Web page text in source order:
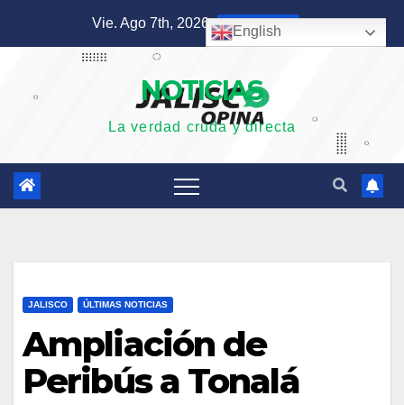
Vie. Ago 7th, 2026 10:30:22 AM
NOTICIAS
La verdad cruda y directa
JALISCO ÚLTIMAS NOTICIAS
Ampliación de
Peribús a Tonalá
English